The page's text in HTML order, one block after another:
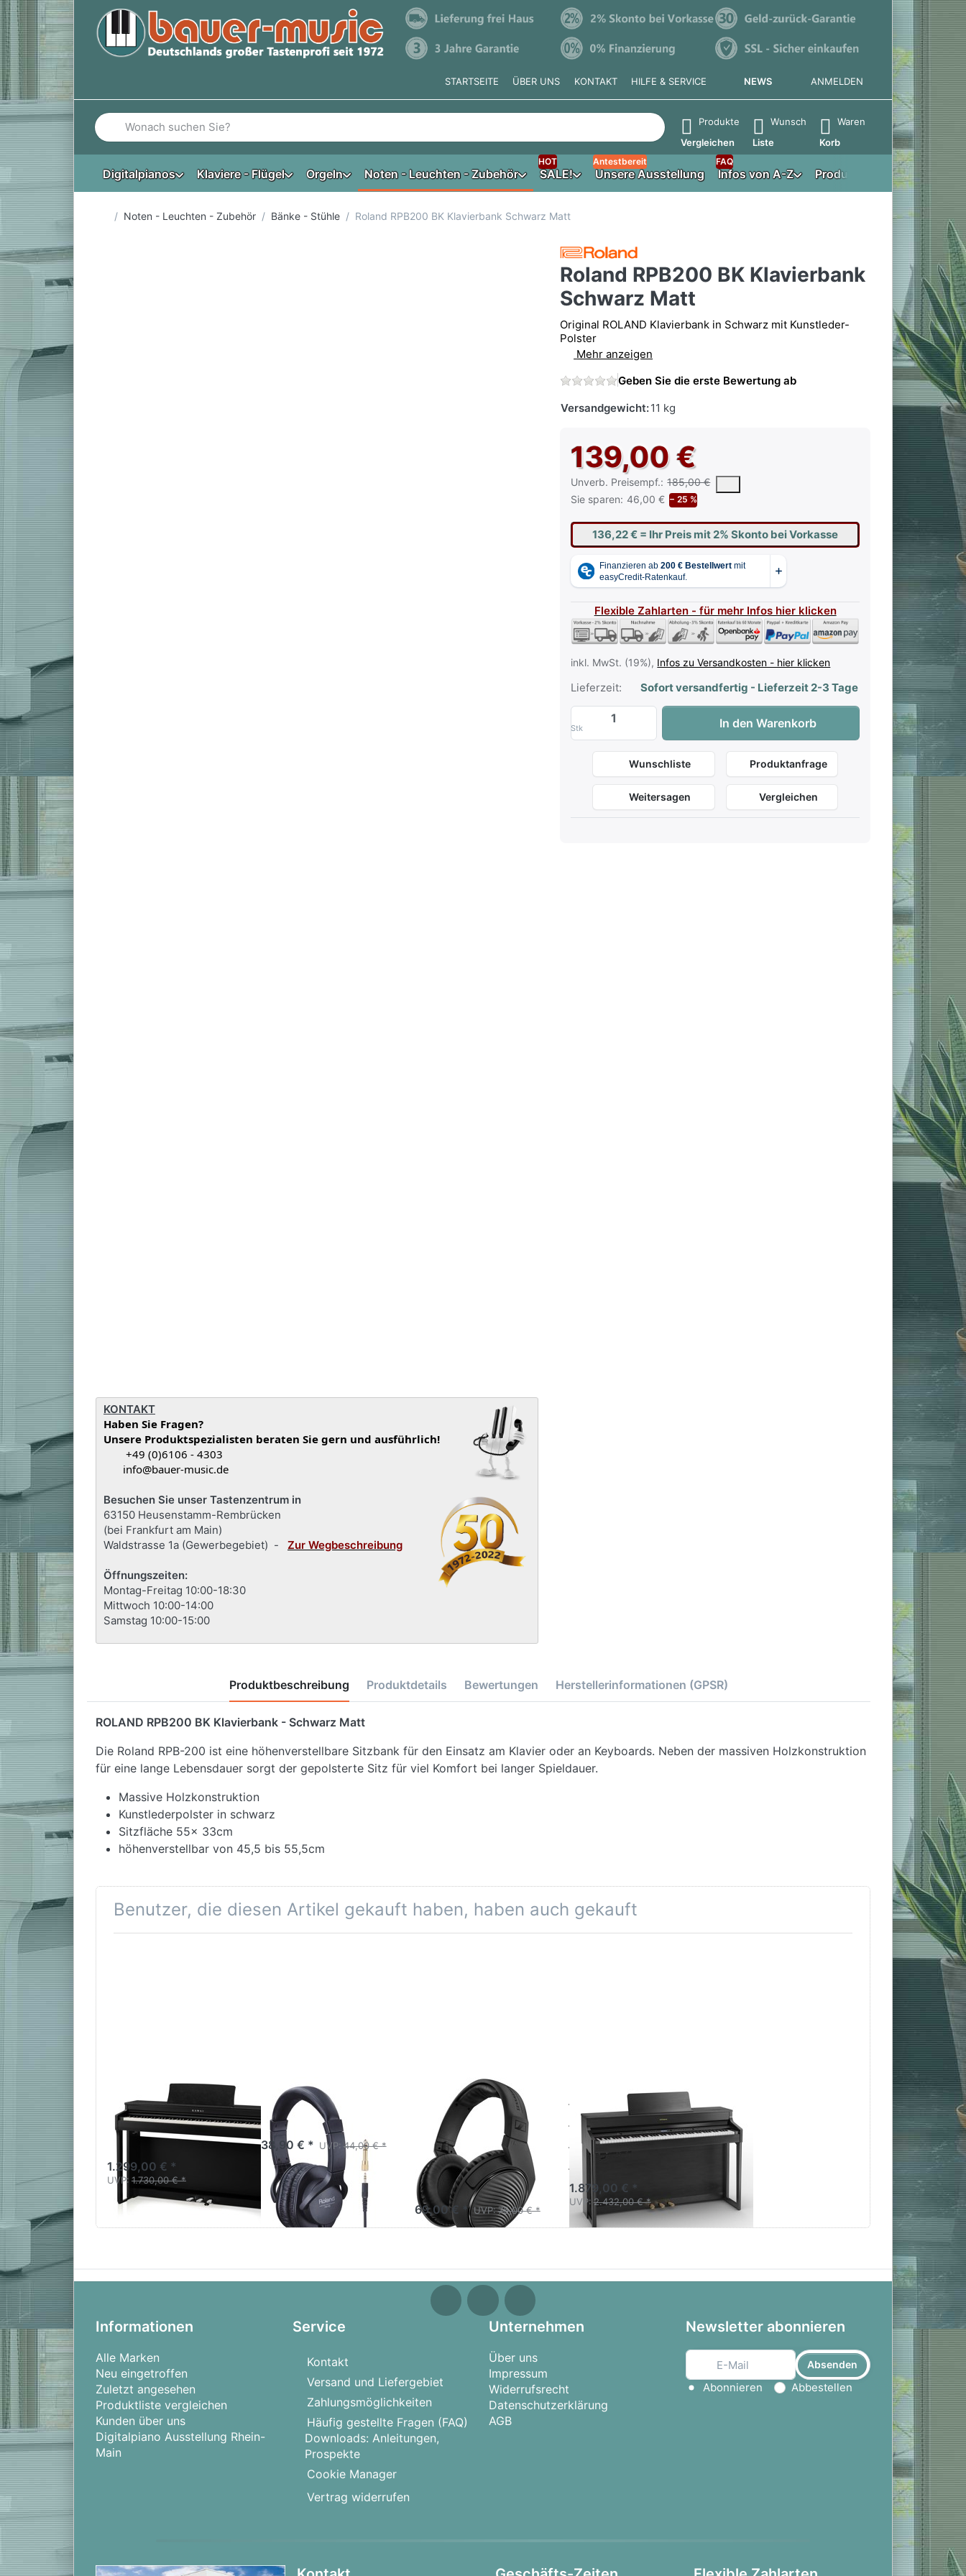
STARTSEITE ÜBER UNS KONTAKT HILFE & SERVICE NEWS ANMELDEN
Geben Sie einen Suchbegriff ein. Während Sie tippen, erscheinen automatisch erste Ergebnisse. Drücken Sie die Eingabetaste, um alle Ergebnisse aufzurufen.
Produkte
Vergleichen
Wunsch
Liste
Waren
Korb
Digitalpianos Klaviere - Flügel Orgeln Noten - Leuchten - Zubehör SALE!
HOT
Unsere Ausstellung
Antestbereit
Infos von A-Z
FAQ
Produktberater
Startseite
Noten - Leuchten - Zubehör Bänke - Stühle Roland RPB200 BK Klavierbank Schwarz Matt
KONTAKT
Haben Sie Fragen?
Unsere Produktspezialisten beraten Sie gern und ausführlich!
+49 (0)6106 - 4303
info@bauer-music.de
Besuchen Sie unser Tastenzentrum in
63150 Heusenstamm-Rembrücken
(bei Frankfurt am Main)
Waldstrasse 1a (Gewerbegebiet) - Zur Wegbeschreibung
Öffnungszeiten:
Montag-Freitag 10:00-18:30
Mittwoch 10:00-14:00
Samstag 10:00-15:00
Roland RPB200 BK Klavierbank
Schwarz Matt
Original ROLAND Klavierbank in Schwarz mit Kunstleder-
Polster
Mehr anzeigen
Geben Sie die erste Bewertung ab
Versandgewicht:11 kg
139,00 €
Unverb. Preisempf.: 185,00 €
Die UVP ist der vorgeschlagene oder empfohlene Verkaufspreis eines Produkts,
Sie sparen: 46,00 € − 25 %
136,22 € = Ihr Preis mit 2% Skonto bei Vorkasse
Flexible Zahlarten - für mehr Infos hier klicken
inkl. MwSt. (19%), Infos zu Versandkosten - hier klicken
Lieferzeit: Sofort versandfertig - Lieferzeit 2-3 Tage
Stk
Roland RPB200 BK Klavierbank Schwarz Matt zu 139,00 €,
In den Warenkorb
Wunschliste Produktanfrage
Weitersagen Vergleichen
Produktbeschreibung Produktdetails Bewertungen Herstellerinformationen (GPSR)
ROLAND RPB200 BK Klavierbank - Schwarz Matt
Die Roland RPB-200 ist eine höhenverstellbare Sitzbank für den Einsatz am Klavier oder an Keyboards. Neben der massiven Holzkonstruktion
für eine lange Lebensdauer sorgt der gepolsterte Sitz für viel Komfort bei langer Spieldauer.
Massive Holzkonstruktion
Kunstlederpolster in schwarz
Sitzfläche 55x 33cm
höhenverstellbar von 45,5 bis 55,5cm
Benutzer, die diesen Artikel gekauft haben, haben auch gekauft
Kawai CN-201
B Digitalpiano
Schwarz Matt
1.299,00 € *
UVP: 1.730,00 € *
Roland RH-5
Kopfhörer
38,90 € * UVP: 44,00 € *
Sennheiser
HD-200 PRO
Kopfhörer
(UvP: 75,00
EUR)
69,00 € * UVP:75,00 € *
Roland HP-702
CH Digitalpiano
Charcoal
Schwarz
1.879,00 € *
UVP: 2.432,00 € *
Informationen
Alle Marken
Neu eingetroffen
Zuletzt angesehen
Produktliste vergleichen
Kunden über uns
Digitalpiano Ausstellung Rhein-
Main
Service
Kontakt
Versand und Liefergebiet
Zahlungsmöglichkeiten
Häufig gestellte Fragen (FAQ)
Downloads: Anleitungen,
Prospekte
Cookie Manager
Vertrag widerrufen
Unternehmen
Über uns
Impressum
Widerrufsrecht
Datenschutzerklärung
AGB
Newsletter abonnieren
Absenden
Aktion wählen
Abonnieren Abbestellen